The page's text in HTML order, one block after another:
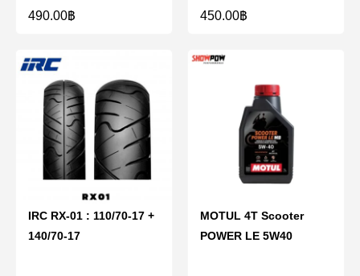
490.00฿ 450.00฿
IRC RX-01 : 110/70-17 +
140/70-17
MOTUL 4T Scooter
POWER LE 5W40